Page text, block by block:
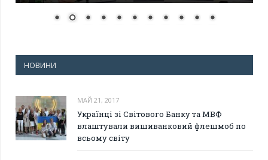
НОВИНИ
МАЙ 21, 2017
Українці зі Світового Банку та МВФ
влаштували вишиванковий флешмоб по
всьому світу